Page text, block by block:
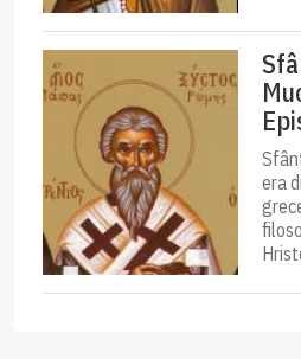
era